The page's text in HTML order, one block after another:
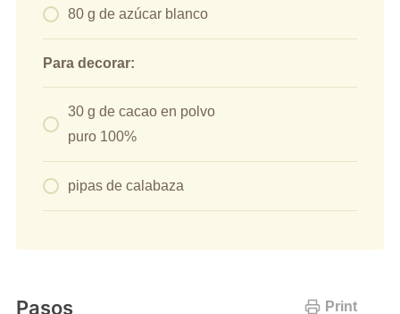
80 g de azúcar blanco
Para decorar:
30 g de cacao en polvo
puro 100%
pipas de calabaza
Print
Pasos